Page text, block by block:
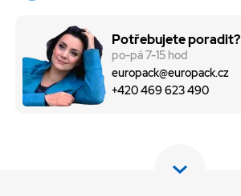
Potřebujete poradit?
po-pá 7-15 hod
europack@europack.cz
+420 469 623 490